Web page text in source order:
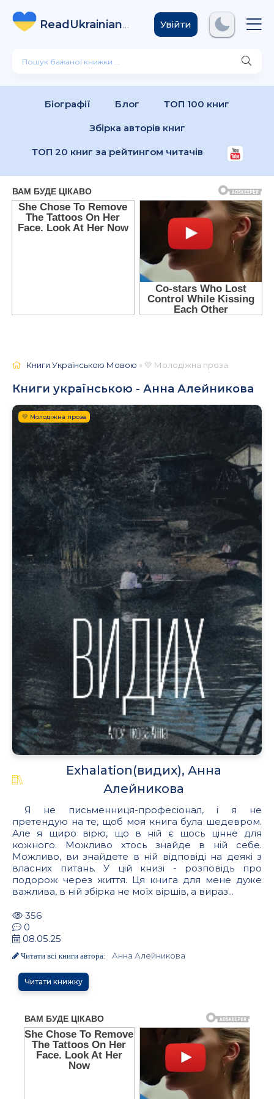
ReadUkrainian
Books .com
Увійти
Біографії Блог ТОП 100 книг
Збірка авторів книг
ТОП 20 книг за рейтингом читачів
Книги Українською Мовою » 💛 Молодіжна проза
Книги українською - Анна Алейникова
💛 Молодіжна проза
Exhalation(видих), Анна
Алейникова
Я не письменниця-професіонал, і я не
претендую на те, щоб моя книга була шедевром.
Але я щиро вірю, що в ній є щось цінне для
кожного. Можливо хтось знайде в ній себе.
Можливо, ви знайдете в ній відповіді на деякі з
власних питань. У цій книзі - розповідь про
подорож через життя. Ця книга для мене дуже
важлива, в ній збірка не моїх віршів, а вираз...
356
0
08.05.25
Читати всі книги автора: Анна Алейникова
Читати книжку